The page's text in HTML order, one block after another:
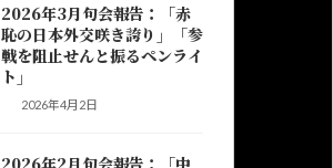
2026年3月句会報告：「赤
恥の日本外交咲き誇り」「参
戦を阻止せんと振るペンライ
ト」
2026年4月2日
2026年2月句会報告：「中